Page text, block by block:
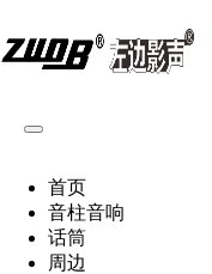
首页
音柱音响
话筒
周边